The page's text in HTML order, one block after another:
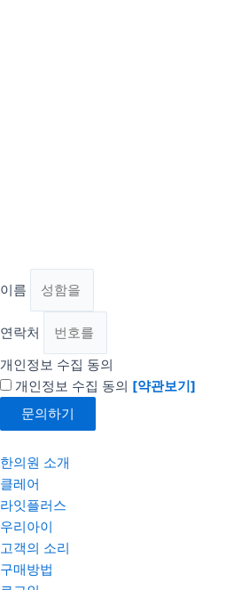
이름
연락처
개인정보 수집 동의
개인정보 수집 동의 [약관보기]
문의하기
한의원 소개
클레어
라잇플러스
우리아이
고객의 소리
구매방법